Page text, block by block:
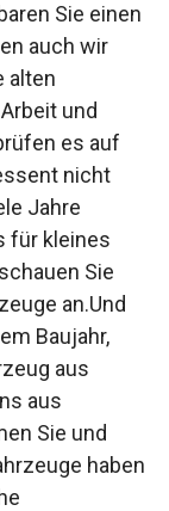
Sie einen
auch wir
alten
und
es auf
nicht
Jahre
für kleines
Sie
an.Und
Baujahr,
aus
aus
Sie und
haben